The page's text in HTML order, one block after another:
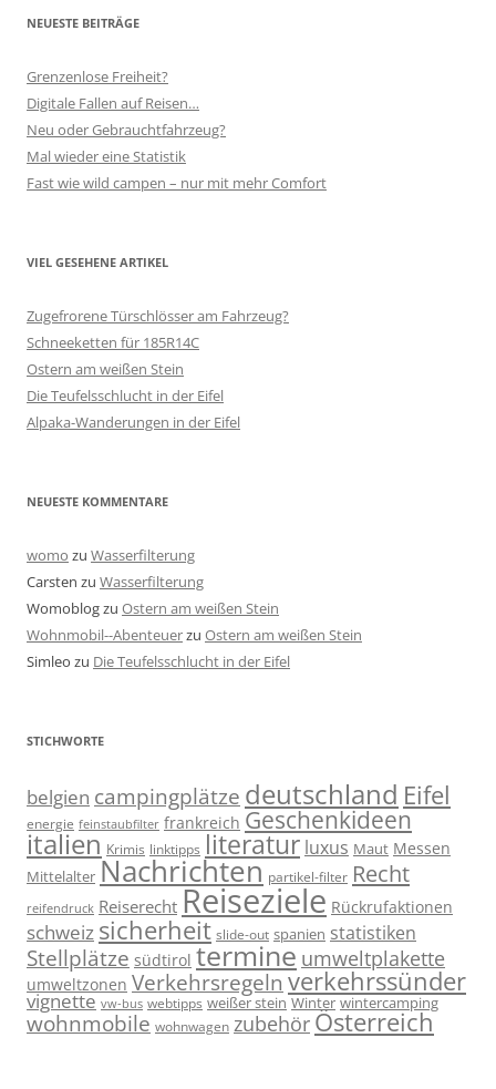
NEUESTE BEITRÄGE
Grenzenlose Freiheit?
Digitale Fallen auf Reisen…
Neu oder Gebrauchtfahrzeug?
Mal wieder eine Statistik
Fast wie wild campen – nur mit mehr Comfort
VIEL GESEHENE ARTIKEL
Zugefrorene Türschlösser am Fahrzeug?
Schneeketten für 185R14C
Ostern am weißen Stein
Die Teufelsschlucht in der Eifel
Alpaka-Wanderungen in der Eifel
NEUESTE KOMMENTARE
womo zu Wasserfilterung
Carsten zu Wasserfilterung
Womoblogzu Ostern am weißen Stein
Wohnmobil--Abenteuerzu Ostern am weißen Stein
Simleo zu Die Teufelsschlucht in der Eifel
STICHWORTE
belgien campingplätze deutschland Eifel
energie feinstaubfilter frankreich Geschenkideen
italien Krimis linktipps literatur luxus Maut Messen
Mittelalter Nachrichten partikel-filter Recht
reifendruck Reiserecht Reiseziele Rückrufaktionen
schweiz sicherheit slide-out spanien statistiken
Stellplätze südtirol termine umweltplakette
umweltzonen Verkehrsregeln verkehrssünder
vignette vw-bus webtipps weißer stein Winter wintercamping
wohnmobile wohnwagen zubehör Österreich